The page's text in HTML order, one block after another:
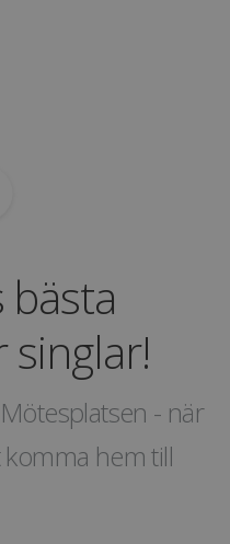
bästa
- när
hem till